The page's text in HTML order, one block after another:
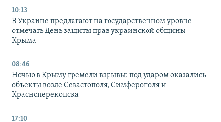
10:13
В Украине предлагают на государственном уровне
отмечать День защиты прав украинской общины
Крыма
08:46
Ночью в Крыму гремели взрывы: под ударом оказались
объекты возле Севастополя, Симферополя и
Красноперекопска
17:10